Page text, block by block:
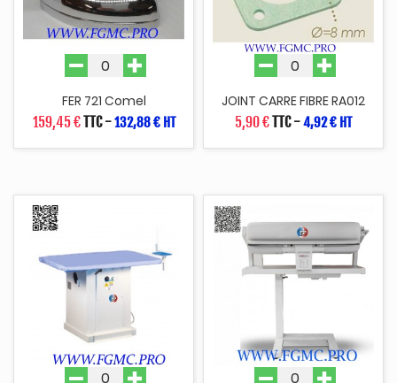
FER 721 Comel
159,45 €TTC-132,88 € HT
JOINT CARRE FIBRE RA012
5,90 €TTC-4,92 € HT